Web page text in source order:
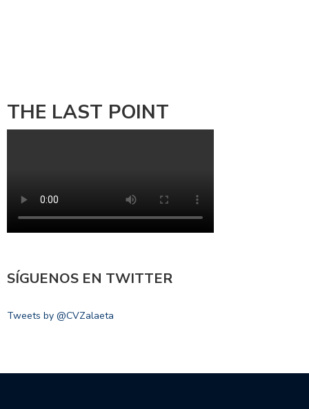
THE LAST POINT
SÍGUENOS EN TWITTER
Tweets by @CVZalaeta